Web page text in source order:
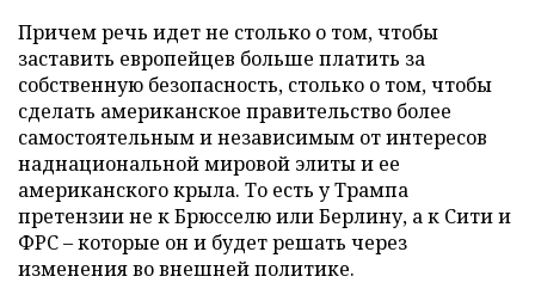
Причем речь идет не столько о том, чтобы
заставить европейцев больше платить за
собственную безопасность, столько о том, чтобы
сделать американское правительство более
самостоятельным и независимым от интересов
наднациональной мировой элиты и ее
американского крыла. То есть у Трампа
претензии не к Брюсселю или Берлину, а к Сити и
ФРС – которые он и будет решать через
изменения во внешней политике.